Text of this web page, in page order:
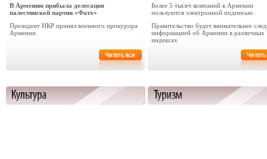
В Армению прибыла делегация
палестинской партии «Фатх»
Президент НКР принял военного прокурора
Армении
Более 5 тысяч компаний в Армении
пользуются электронной подписью
Правительство будет внимательнее
информацией об Армении в различных
индексах